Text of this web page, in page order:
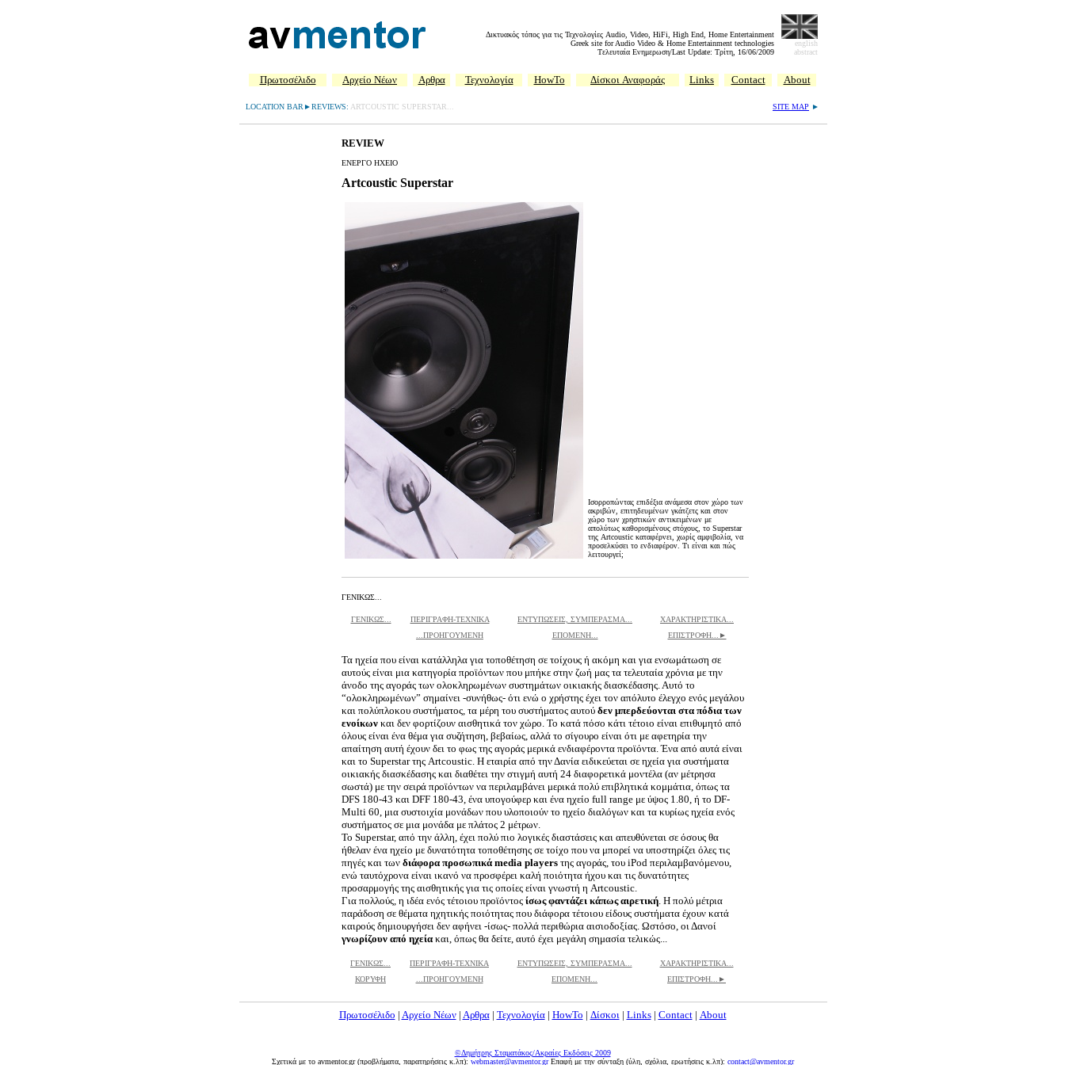
Δικτυακός τόπος για τις Τεχνολογίες Audio, Video, HiFi, High End, Home Entertainment
Greek site for Audio Video & Home Entertainment technologies
Tελευταία Ενημερωση/Last Update: Τρίτη, 16/06/2009
english
abstract
Πρωτοσέλιδο Aρχείο Νέων Αρθρα Τεχνολογία HowTo Δίσκοι Αναφοράς Links Contact About
LOCATION BAR►REVIEWS: ARTCOUSTIC SUPERSTAR... SITE MAP ►
REVIEW
ΕΝΕΡΓΟ ΗΧΕΙΟ
Artcoustic Superstar
Ισορροπώντας επιδέξια ανάμεσα στον χώρο των
ακριβών, επιτηδευμένων γκάτζετς και στον
χώρο των χρηστικών αντικειμένων με
απολύτως καθορισμένους στόχους, το Superstar
της Artcoustic καταφέρνει, χωρίς αμφιβολία, να
προσελκύσει το ενδιαφέρον. Τι είναι και πώς
λειτουργεί;
ΓΕΝΙΚΩΣ...
ΓΕΝΙΚΩΣ... ΠΕΡΙΓΡΑΦΗ-ΤΕΧΝΙΚΑ ΕΝΤΥΠΩΣΕΙΣ, ΣΥΜΠΕΡΑΣΜΑ...
ΧΑΡΑΚΤΗΡΙΣΤΙΚΑ...
...ΠΡΟΗΓΟΥΜΕΝΗ
ΕΠΟΜΕΝΗ... ΕΠΙΣΤΡΟΦΗ...►
Τα ηχεία που είναι κατάλληλα για τοποθέτηση σε τοίχους ή ακόμη και για ενσωμάτωση σε
αυτούς είναι μια κατηγορία προϊόντων που μπήκε στην ζωή μας τα τελευταία χρόνια με την
άνοδο της αγοράς των ολοκληρωμένων συστημάτων οικιακής διασκέδασης. Αυτό το
“ολοκληρωμένων” σημαίνει -συνήθως- ότι ενώ ο χρήστης έχει τον απόλυτο έλεγχο ενός μεγάλου
και πολύπλοκου συστήματος, τα μέρη του συστήματος αυτού δεν μπερδεύονται στα πόδια των
ενοίκων και δεν φορτίζουν αισθητικά τον χώρο. Το κατά πόσο κάτι τέτοιο είναι επιθυμητό από
όλους είναι ένα θέμα για συζήτηση, βεβαίως, αλλά το σίγουρο είναι ότι με αφετηρία την
απαίτηση αυτή έχουν δει το φως της αγοράς μερικά ενδιαφέροντα προϊόντα. Ένα από αυτά είναι
και το Superstar της Artcoustic. Η εταιρία από την Δανία ειδικεύεται σε ηχεία για συστήματα
οικιακής διασκέδασης και διαθέτει την στιγμή αυτή 24 διαφορετικά μοντέλα (αν μέτρησα
σωστά) με την σειρά προϊόντων να περιλαμβάνει μερικά πολύ επιβλητικά κομμάτια, όπως τα
DFS 180-43 και DFF 180-43, ένα υπογούφερ και ένα ηχείο full range με ύψος 1.80, ή το DF-
Multi 60, μια συστοιχία μονάδων που υλοποιούν το ηχείο διαλόγων και τα κυρίως ηχεία ενός
συστήματος σε μια μονάδα με πλάτος 2 μέτρων.
Το Superstar, από την άλλη, έχει πολύ πιο λογικές διαστάσεις και απευθύνεται σε όσους θα
ήθελαν ένα ηχείο με δυνατότητα τοποθέτησης σε τοίχο που να μπορεί να υποστηρίζει όλες τις
πηγές και των διάφορα προσωπικά media players της αγοράς, του iPod περιλαμβανόμενου,
ενώ ταυτόχρονα είναι ικανό να προσφέρει καλή ποιότητα ήχου και τις δυνατότητες
προσαρμογής της αισθητικής για τις οποίες είναι γνωστή η Artcoustic.
Για πολλούς, η ιδέα ενός τέτοιου προϊόντος ίσως φαντάζει κάπως αιρετική. Η πολύ μέτρια
παράδοση σε θέματα ηχητικής ποιότητας που διάφορα τέτοιου είδους συστήματα έχουν κατά
καιρούς δημιουργήσει δεν αφήνει -ίσως- πολλά περιθώρια αισιοδοξίας. Ωστόσο, οι Δανοί
γνωρίζουν από ηχεία και, όπως θα δείτε, αυτό έχει μεγάλη σημασία τελικώς...
ΓΕΝΙΚΩΣ... ΠΕΡΙΓΡΑΦΗ-ΤΕΧΝΙΚΑ ΕΝΤΥΠΩΣΕΙΣ, ΣΥΜΠΕΡΑΣΜΑ...
ΧΑΡΑΚΤΗΡΙΣΤΙΚΑ...
ΚΟΡΥΦΗ
...ΠΡΟΗΓΟΥΜΕΝΗ ΕΠΟΜΕΝΗ... ΕΠΙΣΤΡΟΦΗ...►
Πρωτοσέλιδο | Αρχείο Νέων| Αρθρα| Τεχνολογία| HowTo | Δίσκοι| Links| Contact| Αbout
©Δημήτρης Σταματάκος/Ακραίες Εκδόσεις 2009
Σχετικά με το avmentor.gr (προβλήματα, παρατηρήσεις κ.λπ): webmaster@avmentor.grEπαφή με την σύνταξη (ύλη, σχόλια, ερωτήσεις κ.λπ): contact@avmentor.gr